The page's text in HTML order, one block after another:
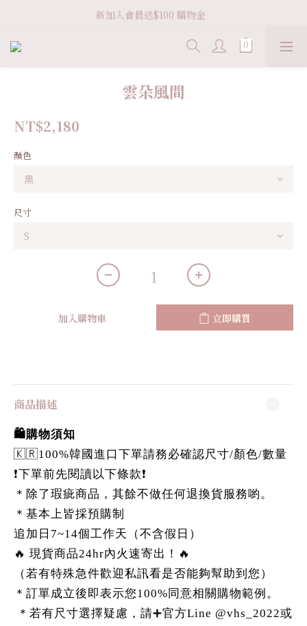
Welcome VHS.co
新加入會員送$100 購物金
雲朵風間
NT$2,180
顏色
尺寸
加入購物車 立即購買
商品描述
🛍️購物須知
🇰🇷100%韓國進口下單請務必確認尺寸/顏色/數量
❗️下單前先閱讀以下條款❗️
＊除了瑕疵商品，其餘不做任何退換貨服務喲。
＊基本上皆採預購制
追加日7~14個工作天（不含假日）
🔥 現貨商品24hr內火速寄出！🔥
（若有特殊急件歡迎私訊看是否能夠幫助到您）
＊訂單成立後即表示您100%同意相關購物範例。
＊若有尺寸選擇疑慮，請➕官方Line @vhs_2022或